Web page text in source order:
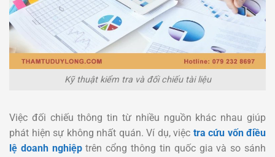
Kỹ thuật kiểm tra và đối chiếu tài liệu
Việc đối chiếu thông tin từ nhiều nguồn khác nhau giúp
phát hiện sự không nhất quán. Ví dụ, việc tra cứu vốn điều
lệ doanh nghiệptrên cổng thông tin quốc gia và so sánh